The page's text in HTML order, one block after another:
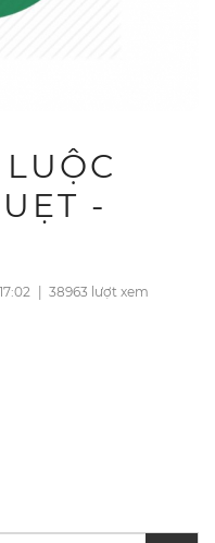
-
| 38963 lượt xem